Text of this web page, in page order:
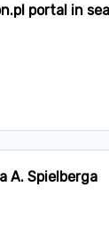
portal in
A. Spielberga